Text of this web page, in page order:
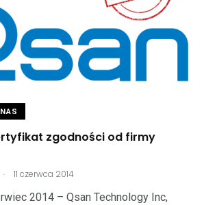
zgodności od firmy
. 11 czerwca 2014
2014 – Qsan Technology Inc,